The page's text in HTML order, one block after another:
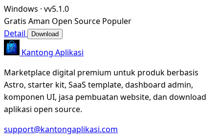
Windows · vv5.1.0
Gratis Aman Open Source Populer
Detail
Download
Kantong Aplikasi
Marketplace digital premium untuk produk berbasis
Astro, starter kit, SaaS template, dashboard admin,
komponen UI, jasa pembuatan website, dan download
aplikasi open source.
support@kantongaplikasi.com